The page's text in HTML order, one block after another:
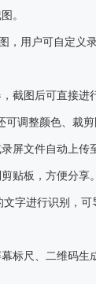
。
，用户可自定义
截图后可直接进
调整颜色、裁剪
录屏文件自动上
贴板，方便分享。
文字进行识别，
幕标尺、二维码